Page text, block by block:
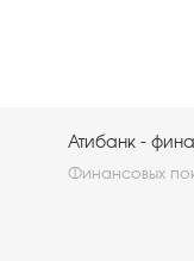
Атибанк -
Финансовых